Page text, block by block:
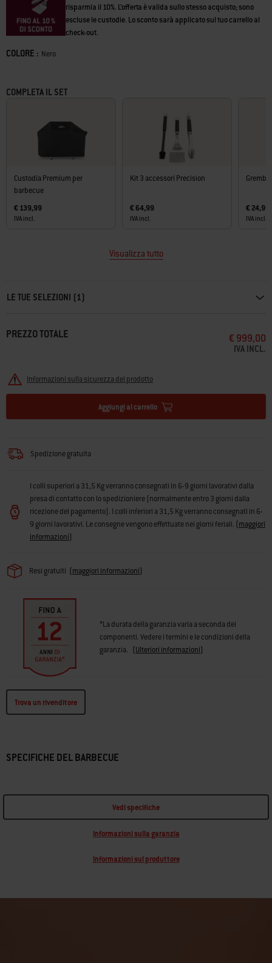
risparmia il 10%. L’offerta è valida sullo stesso acquisto; sono
escluse le custodie. Lo sconto sarà applicato sul tuo carrello al
check-out.
Color
COLORE : Nero
COMPLETA IL SET
Custodia Premium per
barbecue
€ 139,99
IVA incl.
Kit 3 accessori Precision
€ 64,99
IVA incl.
€ 24,99
IVA incl.
Visualizza tutto
LE TUE SELEZIONI (1)
PREZZO TOTALE € 999,00
IVA INCL.
Informazioni sulla sicurezza del prodotto
Aggiungi al carrello
Spedizione gratuita
I colli superiori a 31,5 Kg verranno consegnati in 6-9 giorni lavorativi dalla
presa di contatto con lo spedizioniere (normalmente entro 3 giorni dalla
ricezione del pagamento). I colli inferiori a 31,5 Kg verranno consegnati in 6-
9 giorni lavorativi. Le consegne vengono effettuate nei giorni feriali. (maggiori
informazioni)
Resi gratuiti (maggiori informazioni)
*La durata della garanzia varia a seconda dei
componenti. Vedere i termini e le condizioni della
garanzia. (Ulteriori informazioni)
Trova un rivenditore
SPECIFICHE DEL BARBECUE
Vedi specifiche
Informazioni sulla garanzia
Informazioni sul produttore